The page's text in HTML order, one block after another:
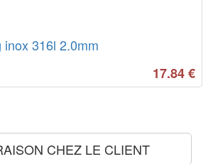
316l 2.0mm
17.84€
CHEZ LE CLIENT